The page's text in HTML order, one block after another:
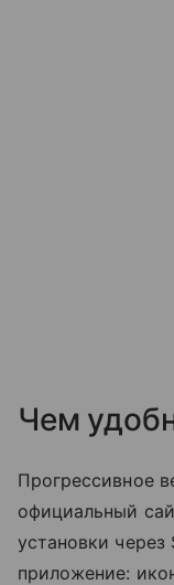
Чем
Прогрессивное
официальный
установки через
приложение: